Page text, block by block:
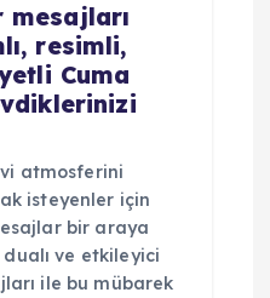
mesajları
resimli,
Cuma
atmosferini
isteyenler için
bir araya
ve etkileyici
ile bu mübarek